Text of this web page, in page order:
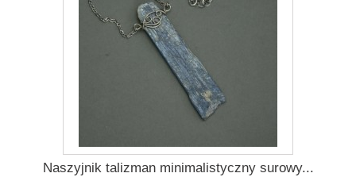
Naszyjnik talizman minimalistyczny surowy...